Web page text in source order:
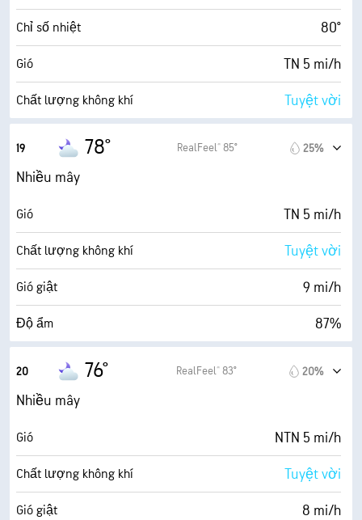
Điểm sương 75° F
AccuLumen Brightness Index™ 4 (Mờ)
Mật độ mây 76%
Trần mây
Chỉ số nhiệt 80°
Gió TN 5 mi/h
Chất lượng không khí Tuyệt vời
Chỉ số UV tối đa
Gió giật
Độ ẩm 86%
Điểm sương 74° F
AccuLumen Brightness Index™ 1 (Tối)
Mật độ mây 79%
Tầm nhìn
19 78° RealFeel® 85° 25%
Nhiều mây
Gió TN 5 mi/h
Chất lượng không khí Tuyệt vời
Gió giật 9 mi/h
Độ ẩm 87%
Điểm sương
AccuLumen Brightness Index™
Mật độ mây 81%
Tầm nhìn 5 dặm
Trần mây 19300 ft
20 76° RealFeel® 83° 20%
Nhiều mây
Gió NTN 5 mi/h
Chất lượng không khí Tuyệt vời
Gió giật 8 mi/h